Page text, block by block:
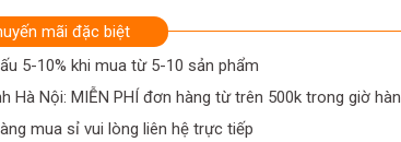
mãi đặc biệt
5-10% khi mua từ 5-10 sản phẩm
Hà Nội: MIỄN PHÍ đơn hàng từ trên 500k trong giờ
mua sỉ vui lòng liên hệ trực tiếp